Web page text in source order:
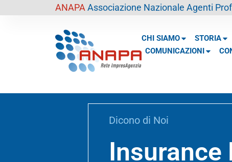
ANAPA Associazione Nazionale Agenti
CHI SIAMO STORIA
COMUNICAZIONI
Dicono di Noi
Insurance